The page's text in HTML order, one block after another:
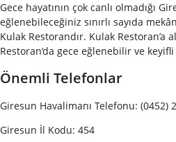
Gece hayatının çok canlı olmadığı
eğlenebileceğiniz sınırlı sayıda
Kulak Restorandır. Kulak Restoran’a
Restoran’da gece eğlenebilir ve
Önemli Telefonlar
Giresun Havalimanı Telefonu: (0452)
Giresun İl Kodu: 454